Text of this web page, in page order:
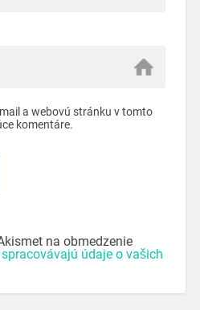
a webovú stránku v tomto
komentáre.
na obmedzenie
údaje o vašich